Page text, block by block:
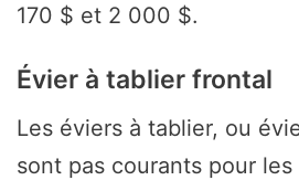
170 $ et 2 000 $.
Évier à tablier frontal
Les éviers à tablier, ou
sont pas courants pour les